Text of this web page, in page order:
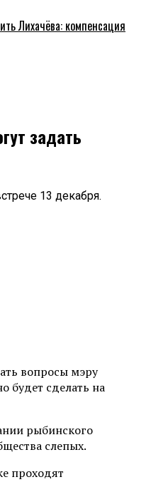
Лихачёва: компенсация
задать
13 декабря.
вопросы мэру
будет сделать на
рыбинского
слепых.
проходят